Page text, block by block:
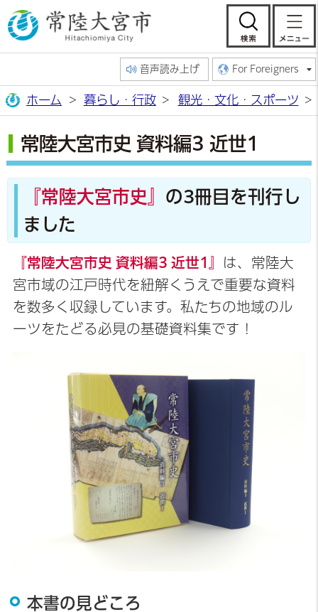
常陸大宮市公
検
音声読み上げ For Foreigners
ホーム 暮らし・行政 観光・文化・スポーツ
常陸大宮市史 資料編3 近世1
『常陸大宮市史』 の3冊目を刊行し
ました
『常陸大宮市史 資料編3 近世1』
は、常陸大
宮市域の江戸時代を紐解くうえで重要な資料
を数多く収録しています。私たちの地域のル
ーツをたどる必見の基礎資料集です！
本書の見どころ